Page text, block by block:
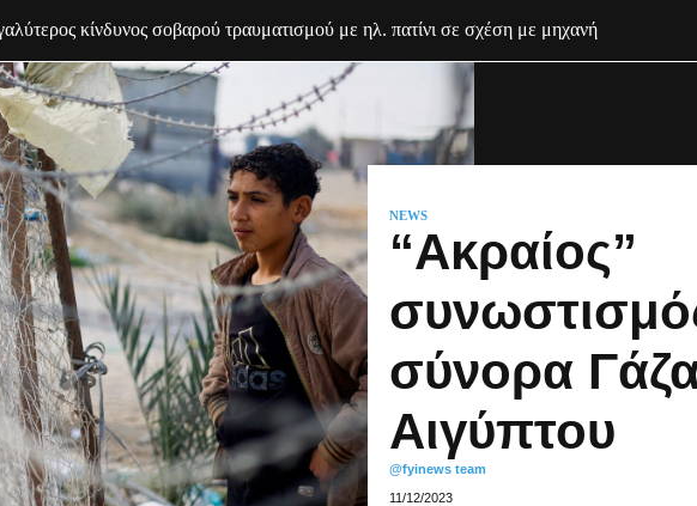
η μεγαλύτερη πτώση πραγματικού εισοδήματος
NEWS
“Ακραίος”
σύνορα
Αιγύπτου
@fyinews team
11/12/2023